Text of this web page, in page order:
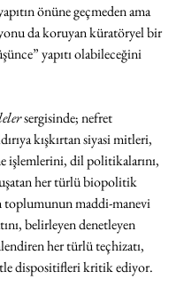
önüne geçmeden ama
da koruyan küratöryel bir
yapıtı olabileceğini
sergisinde; nefret
kışkırtan siyasi mitleri,
dil politikalarını,
her türlü biopolitik
maddi-manevi
belirleyen denetleyen
her türlü teçhizatı,
dispositifleri kritik ediyor.